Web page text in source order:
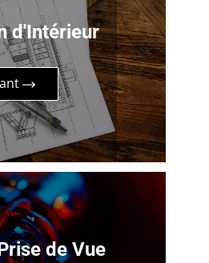
d'Intérieur
de Vue